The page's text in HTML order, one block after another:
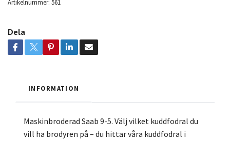
Artikelnummer: 561
Dela
INFORMATION
Maskinbroderad Saab 9-5. Välj vilket kuddfodral du
vill ha brodyren på – du hittar våra kuddfodral i